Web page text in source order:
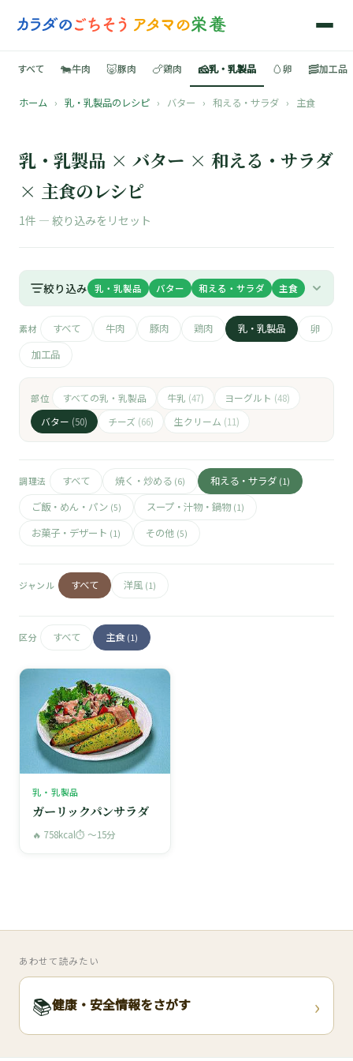
📚
🐷
🧀
🥚
🥓
すべて 🐄牛肉 🐷豚肉 🍗鶏肉 🧀乳・乳製品 🥚卵 🥓加工品
ホーム › 乳・乳製品のレシピ › バター › 和える・サラダ › 主食
乳・乳製品 × バター × 和える・サラダ
× 主食のレシピ
1件 — 絞り込みをリセット
絞り込み 乳・乳製品 バター 和える・サラダ 主食
素材 すべて 牛肉 豚肉 鶏肉 乳・乳製品
卵
加工品
部位 すべての乳・乳製品 牛乳 (47) ヨーグルト (48)
バター (50) チーズ (66) 生クリーム (11)
調理法 すべて 焼く・炒める (6) 和える・サラダ (1)
ご飯・めん・パン (5) スープ・汁物・鍋物 (1)
お菓子・デザート (1) その他 (5)
ジャンル すべて 洋風 (1)
区分 すべて 主食 (1)
乳・乳製品
ガーリックパンサラダ
🔥 758kcal⏱ 〜15分
あわせて読みたい
📚健康・安全情報をさがす ›